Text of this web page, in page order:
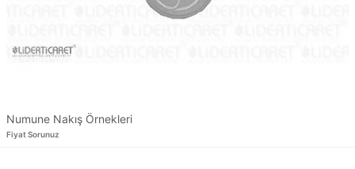
Numune Nakış Örnekleri
Fiyat Sorunuz